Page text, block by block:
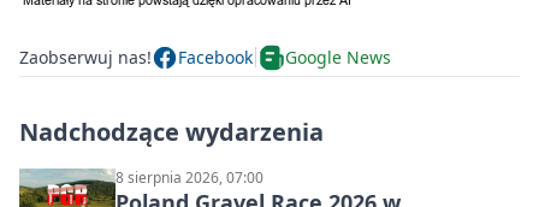
Zaobserwuj nas! Facebook Google News
Nadchodzące wydarzenia
8 sierpnia 2026, 07:00